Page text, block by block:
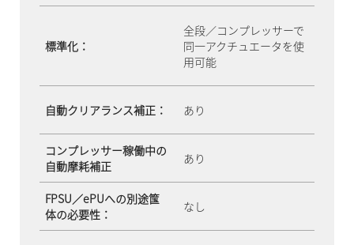
標準化：
全段／コンプレッサーで
同一アクチュエータを使
用可能
自動クリアランス補正： あり
コンプレッサー稼働中の
自動摩耗補正
あり
FPSU／ePUへの別途筺
体の必要性：
なし